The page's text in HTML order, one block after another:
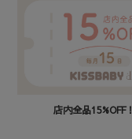
店内全品15%OFF！